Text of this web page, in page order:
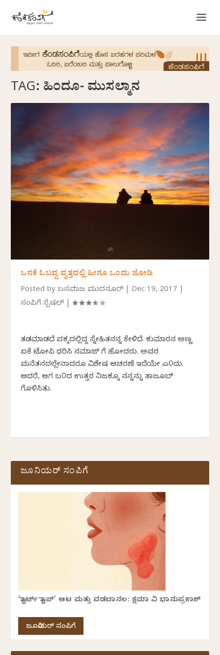
TAG: ಹಿಂದೂ- ಮುಸಲ್ಮಾನ
ಒನಕೆ ಓಬವ್ವ ವೃತ್ತದಲ್ಲಿ ಹೀಗೂ ಒಂದು ಜೋಡಿ
Posted byಬಸವರಾಜ ಮುದನೂರ್ Dec 19, 2017
ಸಂಪಿಗೆ ಸ್ಪೆಷಲ್ |
ತಡಮಾಡದೆ ಪಕ್ಕದಲ್ಲಿದ್ದ ಸ್ನೇಹಿತನನ್ನ ಕೇಳಿದೆ. ಕುಮಾರನ ಅಣ್ಣ
ಏಕೆ ಟೋಪಿ ಧರಿಸಿ ನಮಾಜ್ ಗೆ ಹೋದರು. ಅವರ
ಮನೆತನದಲ್ಲೇನಾದರೂ ವಿಶೇಷ ಆಚರಣೆ ಇದೆಯೇ ಎ೦ದು.
ಆದರೆ, ಆಗ ಬ೦ದ ಉತ್ತರ ನಿಜಕ್ಕೂ ನನ್ನನ್ನು ತಾಜೂಬ್
ಗೊಳಿಸಿತು.
ಜೂನಿಯರ್ ಸಂಪಿಗೆ
‘ಸ್ಟಾರ್ಟ್ ಸ್ಟಾಪ್’ ಆಟ ಮತ್ತು ವಡಬಾನಲ: ಕ್ಷಮಾ ವಿ ಭಾನುಪ್ರಕಾಶ್
ಜೂನಿಯರ್ ಸಂಪಿಗೆ